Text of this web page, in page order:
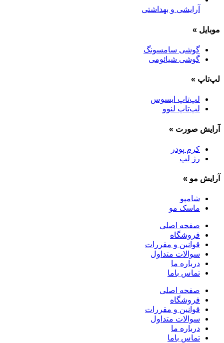
آرایشی و بهداشتی
موبایل »
گوشی سامسونگ
گوشی شیائومی
لپ‌تاپ »
لپ‌تاپ ایسوس
لپ‌تاپ لنوو
آرایش صورت »
کرم پودر
رژ لب
آرایش مو »
شامپو
ماسک مو
صفحه اصلی
فروشگاه
قوانین و مقررات
سوالات متداول
درباره ما
تماس باما
صفحه اصلی
فروشگاه
قوانین و مقررات
سوالات متداول
درباره ما
تماس باما